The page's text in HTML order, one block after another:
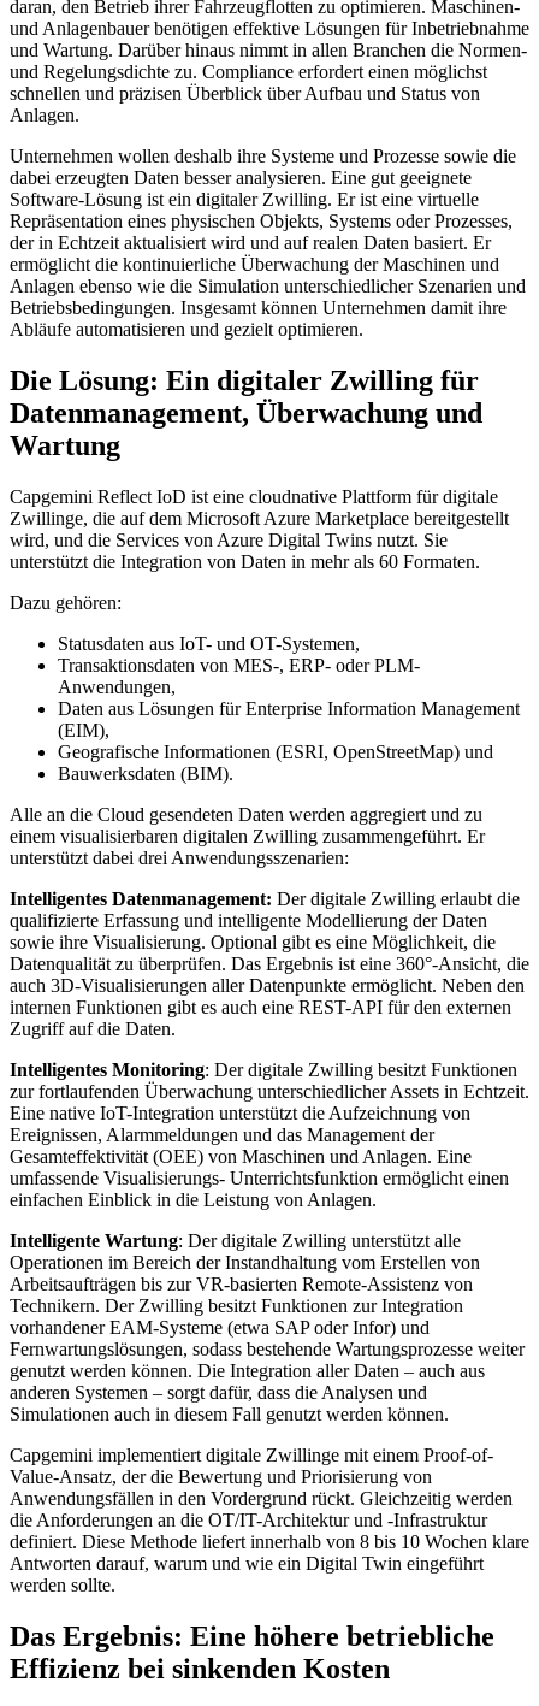
daran, den Betrieb ihrer Fahrzeugflotten zu optimieren. Maschinen-
und Anlagenbauer benötigen effektive Lösungen für Inbetriebnahme
und Wartung. Darüber hinaus nimmt in allen Branchen die Normen-
und Regelungsdichte zu. Compliance erfordert einen möglichst
schnellen und präzisen Überblick über Aufbau und Status von
Anlagen.
Unternehmen wollen deshalb ihre Systeme und Prozesse sowie die
dabei erzeugten Daten besser analysieren. Eine gut geeignete
Software-Lösung ist ein digitaler Zwilling. Er ist eine virtuelle
Repräsentation eines physischen Objekts, Systems oder Prozesses,
der in Echtzeit aktualisiert wird und auf realen Daten basiert. Er
ermöglicht die kontinuierliche Überwachung der Maschinen und
Anlagen ebenso wie die Simulation unterschiedlicher Szenarien und
Betriebsbedingungen. Insgesamt können Unternehmen damit ihre
Abläufe automatisieren und gezielt optimieren.
Die Lösung: Ein digitaler Zwilling für
Datenmanagement, Überwachung und
Wartung
Capgemini Reflect IoD ist eine cloudnative Plattform für digitale
Zwillinge, die auf dem Microsoft Azure Marketplace bereitgestellt
wird, und die Services von Azure Digital Twins nutzt. Sie
unterstützt die Integration von Daten in mehr als 60 Formaten.
Dazu gehören:
Statusdaten aus IoT- und OT-Systemen,
Transaktionsdaten von MES-, ERP- oder PLM-
Anwendungen,
Daten aus Lösungen für Enterprise Information Management
(EIM),
Geografische Informationen (ESRI, OpenStreetMap) und
Bauwerksdaten (BIM).
Alle an die Cloud gesendeten Daten werden aggregiert und zu
einem visualisierbaren digitalen Zwilling zusammengeführt. Er
unterstützt dabei drei Anwendungsszenarien:
Intelligentes Datenmanagement: Der digitale Zwilling erlaubt die
qualifizierte Erfassung und intelligente Modellierung der Daten
sowie ihre Visualisierung. Optional gibt es eine Möglichkeit, die
Datenqualität zu überprüfen. Das Ergebnis ist eine 360°-Ansicht, die
auch 3D-Visualisierungen aller Datenpunkte ermöglicht. Neben den
internen Funktionen gibt es auch eine REST-API für den externen
Zugriff auf die Daten.
Intelligentes Monitoring: Der digitale Zwilling besitzt Funktionen
zur fortlaufenden Überwachung unterschiedlicher Assets in Echtzeit.
Eine native IoT-Integration unterstützt die Aufzeichnung von
Ereignissen, Alarmmeldungen und das Management der
Gesamteffektivität (OEE) von Maschinen und Anlagen. Eine
umfassende Visualisierungs- Unterrichtsfunktion ermöglicht einen
einfachen Einblick in die Leistung von Anlagen.
Intelligente Wartung: Der digitale Zwilling unterstützt alle
Operationen im Bereich der Instandhaltung vom Erstellen von
Arbeitsaufträgen bis zur VR-basierten Remote-Assistenz von
Technikern. Der Zwilling besitzt Funktionen zur Integration
vorhandener EAM-Systeme (etwa SAP oder Infor) und
Fernwartungslösungen, sodass bestehende Wartungsprozesse weiter
genutzt werden können. Die Integration aller Daten – auch aus
anderen Systemen – sorgt dafür, dass die Analysen und
Simulationen auch in diesem Fall genutzt werden können.
Capgemini implementiert digitale Zwillinge mit einem Proof-of-
Value-Ansatz, der die Bewertung und Priorisierung von
Anwendungsfällen in den Vordergrund rückt. Gleichzeitig werden
die Anforderungen an die OT/IT-Architektur und -Infrastruktur
definiert. Diese Methode liefert innerhalb von 8 bis 10 Wochen klare
Antworten darauf, warum und wie ein Digital Twin eingeführt
werden sollte.
Das Ergebnis: Eine höhere betriebliche
Effizienz bei sinkenden Kosten